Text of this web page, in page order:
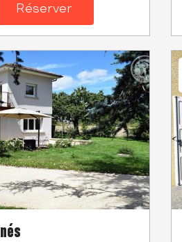
Réserver